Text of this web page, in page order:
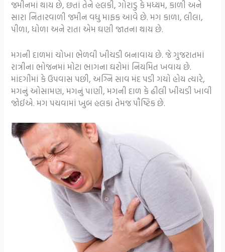
જમીનમાં થાય છે, છતાં તેને હલકી, ગોરાડુ કે મધ્યમ, કાળી અને
સારા નિતારવાળી જમીન વધુ માફક આવે છે. મગ કાળા, લીલા,
પીળા, ધોળા અને રાતા એમ ઘણી જાતના થાય છે.
મગની દાળમાં ચોખા ભેળવી ખીચડી બનાવાય છે. જે ગુજરાતમાં
રાત્રીના ભોજનમાં મોટા ભાગના ઘરોમાં નિયમિત ખવાય છે.
માંદગીમાં કે ઉપવાસ પછી, અગ્નિ સાવ મંદ પડી ગયો હોય ત્યારે,
મગનું ઓસામણ, મગનું પાણી, મગની દાળ કે ઢીલી ખીચડી ખાવી
જોઈએ. મગ પચવામાં ખુબ હલકા તેમજ પૌષ્ટિક છે.